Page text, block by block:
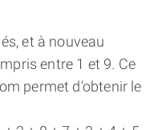
et à nouveau
entre 1 et 9. Ce
permet d'obtenir le